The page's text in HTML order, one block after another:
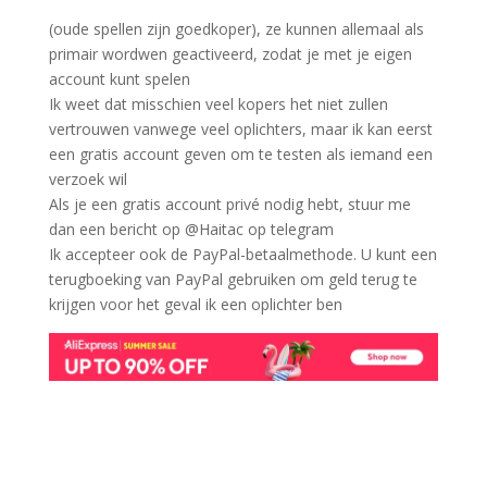
(oude spellen zijn goedkoper), ze kunnen allemaal als
primair wordwen geactiveerd, zodat je met je eigen
account kunt spelen
Ik weet dat misschien veel kopers het niet zullen
vertrouwen vanwege veel oplichters, maar ik kan eerst
een gratis account geven om te testen als iemand een
verzoek wil
Als je een gratis account privé nodig hebt, stuur me
dan een bericht op @Haitac op telegram
Ik accepteer ook de PayPal-betaalmethode. U kunt een
terugboeking van PayPal gebruiken om geld terug te
krijgen voor het geval ik een oplichter ben